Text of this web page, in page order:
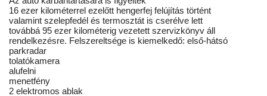
16 ezer kilométerrel ezelőtt hengerfej felújítás történt
valamint szelepfedél és termosztát is cserélve lett
továbbá 95 ezer kilométerig vezetett szervizkönyv áll
rendelkezésre. Felszereltsége is kiemelkedő: első-hátsó
parkradar
tolatókamera
alufelni
menetfény
2 elektromos ablak